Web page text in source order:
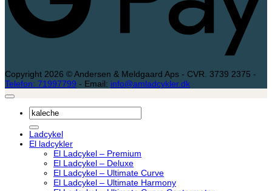
Copyright 2026 © Andersen & Meldgaard Aps - CVR. 3739 2375 -
Telefon: 71997799 - Email: info@amladcykler.dk
Søg
efter:
Ladcykel
El ladcykler
El Ladcykel – Premium
El Ladcykel – Deluxe
El Ladcykel – Ultimate Curve
El Ladcykel – Ultimate Harmony